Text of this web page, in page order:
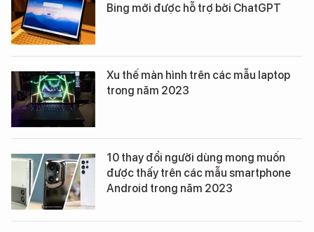
Bing mới được hỗ trợ bởi ChatGPT
Xu thế màn hình trên các mẫu laptop
trong năm 2023
10 thay đổi người dùng mong muốn
được thấy trên các mẫu smartphone
Android trong năm 2023